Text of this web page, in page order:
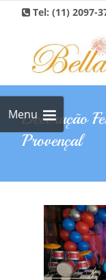
Tel: (11) 2097-
MenuDecoração
Provençal